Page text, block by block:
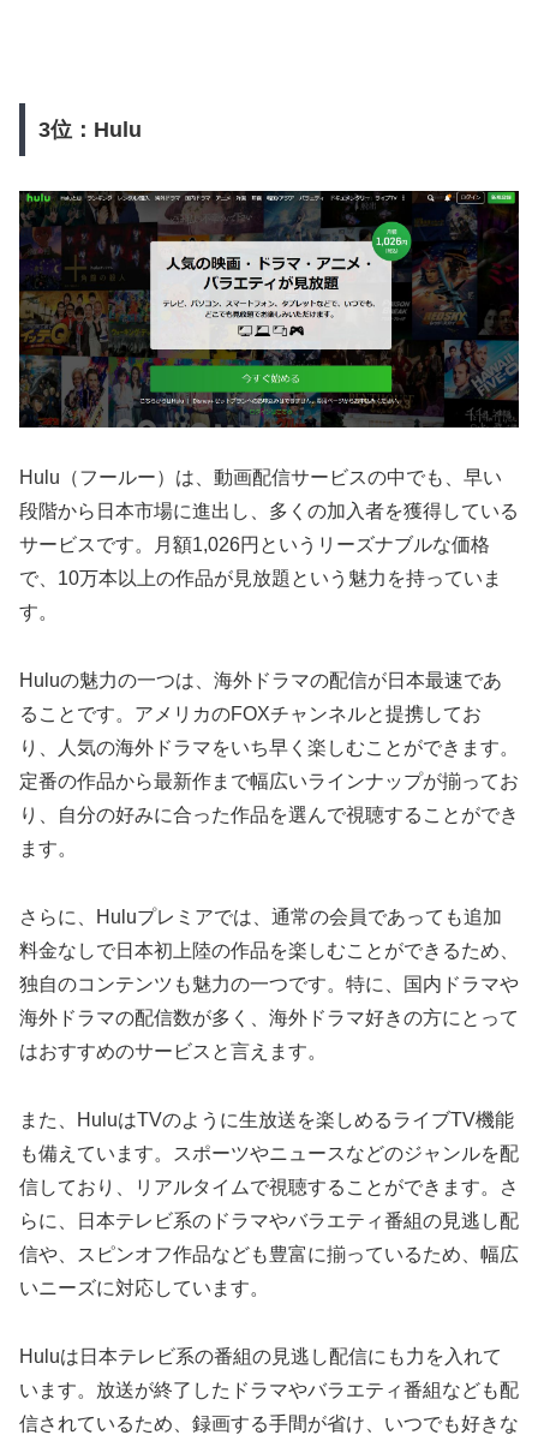
3位：Hulu
Hulu（フールー）は、動画配信サービスの中でも、早い
段階から日本市場に進出し、多くの加入者を獲得している
サービスです。月額1,026円というリーズナブルな価格
で、10万本以上の作品が見放題という魅力を持っていま
す。
Huluの魅力の一つは、海外ドラマの配信が日本最速であ
ることです。アメリカのFOXチャンネルと提携してお
り、人気の海外ドラマをいち早く楽しむことができます。
定番の作品から最新作まで幅広いラインナップが揃ってお
り、自分の好みに合った作品を選んで視聴することができ
ます。
さらに、Huluプレミアでは、通常の会員であっても追加
料金なしで日本初上陸の作品を楽しむことができるため、
独自のコンテンツも魅力の一つです。特に、国内ドラマや
海外ドラマの配信数が多く、海外ドラマ好きの方にとって
はおすすめのサービスと言えます。
また、HuluはTVのように生放送を楽しめるライブTV機能
も備えています。スポーツやニュースなどのジャンルを配
信しており、リアルタイムで視聴することができます。さ
らに、日本テレビ系のドラマやバラエティ番組の見逃し配
信や、スピンオフ作品なども豊富に揃っているため、幅広
いニーズに対応しています。
Huluは日本テレビ系の番組の見逃し配信にも力を入れて
います。放送が終了したドラマやバラエティ番組なども配
信されているため、録画する手間が省け、いつでも好きな